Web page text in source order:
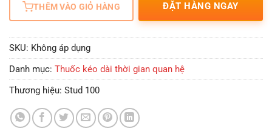
THÊM VÀO GIỎ HÀNG ĐẶT HÀNG NGAY
SKU: Không áp dụng
Danh mục: Thuốc kéo dài thời gian quan hệ
Thương hiệu: Stud 100